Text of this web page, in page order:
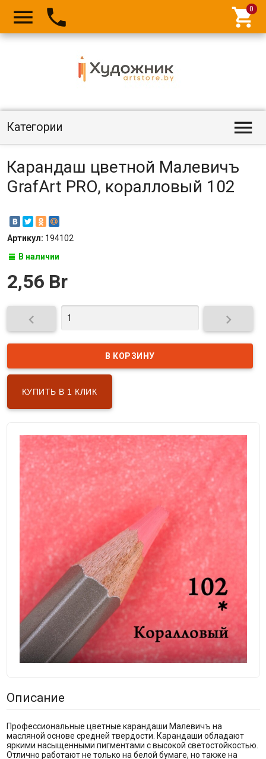
  
Категории 
Карандаш цветной Малевичъ
GrafArt PRO, коралловый 102
Артикул: 194102
В наличии
2,56 Br
 
КУПИТЬ В 1 КЛИК
Описание
Профессиональные цветные карандаши Малевичъ на
масляной основе средней твердости. Карандаши обладают
яркими насыщенными пигментами с высокой светостойкостью.
Отлично работают не только на белой бумаге, но также на